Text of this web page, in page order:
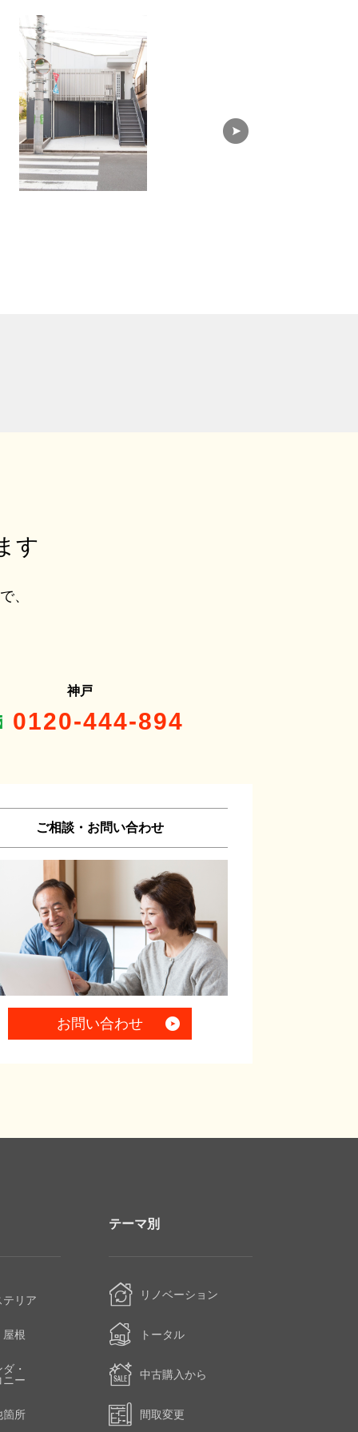
す
、
神戸
0120-444-894
ご相談・お問い合わせ
お問い合わせ
テリア
屋根
・
ニー
箇所
テーマ別
リノベーション
トータル
中古購入から
間取変更